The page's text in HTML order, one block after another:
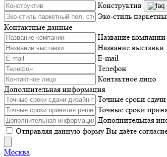
Конструктив
Эко-стиль
Контактные данные
Название компании
Название выставки
E-mail
Телефон
Контактное лицо
Дополнительная информация
Точные сроки
Точные сроки
Дополнительная
Отправляя данную форму Вы даёте
Москва